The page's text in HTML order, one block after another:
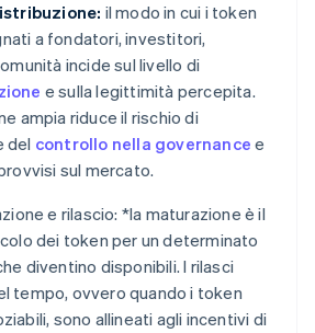
il modo in cui i token
a fondatori, investitori,
incide sul livello di
e sulla legittimità percepita.
ampia riduce il rischio di
del controllo nella governance e
sul mercato.
e rilascio: *la maturazione è il
dei token per un determinato
diventino disponibili. I rilasci
tempo, ovvero quando i token
sono allineati agli incentivi di